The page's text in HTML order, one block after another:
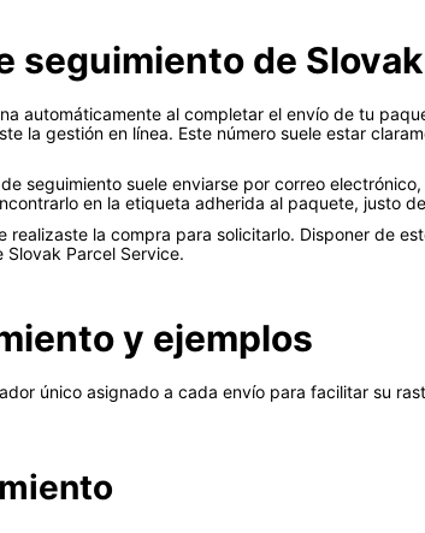
seguimiento de
automáticamente al completar el envío de tu
la gestión en línea. Este número suele estar
seguimiento suele enviarse por correo
en la etiqueta adherida al paquete, justo
la compra para solicitarlo. Disponer de
Parcel Service.
y ejemplos
único asignado a cada envío para facilitar su